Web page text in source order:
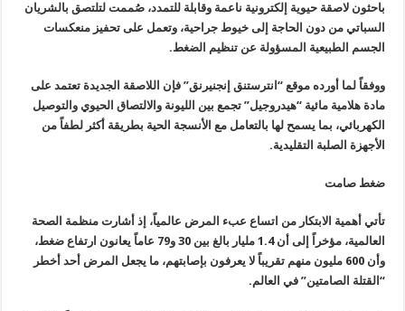
باحثون لاصقة حيوية إلكترونية ناعمة وقابلة للتمدد، صُممت لتلتصق بالشريان
السباتي من دون الحاجة إلى خيوط جراحية، وتعمل على تحفيز منعكسات
الجسم الطبيعية المسؤولة عن تنظيم الضغط.
ووفقاً لما أورده موقع “انترستنق إنجنيرنق” فإن اللاصقة الجديدة تعتمد على
مادة هلامية مائية “هيدروجيل” تجمع بين الليونة والالتصاق الحيوي والتوصيل
الكهربائي، بما يسمح لها بالتعامل مع الأنسجة الحية بطريقة أكثر لطفاً من
الأجهزة الصلبة التقليدية.
ضغط صامت
تأتي أهمية الابتكار من اتساع عبء المرض عالمياً، إذ أشارت منظمة الصحة
العالمية، مؤخراً إلى أن 1.4 مليار بالغ بين 30 و79 عاماً يعانون ارتفاع ضغط،
وأن 600 مليون منهم تقريباً لا يعرفون بإصابتهم، ما يجعل المرض أحد أخطر
“القتلة الصامتين” في العالم.